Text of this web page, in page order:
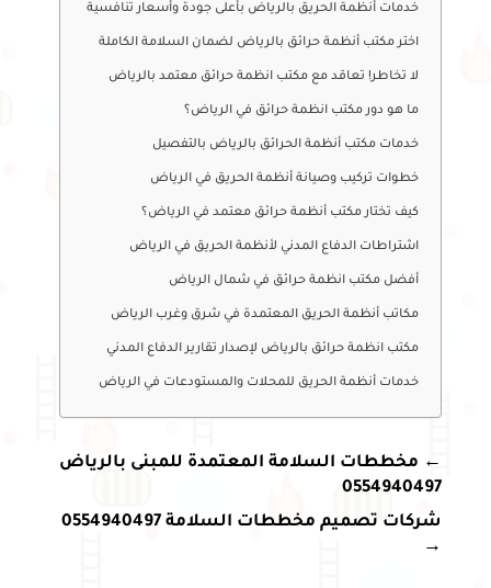
خدمات أنظمة الحريق بالرياض بأعلى جودة وأسعار تنافسية
اختر مكتب أنظمة حرائق بالرياض لضمان السلامة الكاملة
لا تخاطر! تعاقد مع مكتب انظمة حرائق معتمد بالرياض
ما هو دور مكتب انظمة حرائق في الرياض؟
خدمات مكتب أنظمة الحرائق بالرياض بالتفصيل
خطوات تركيب وصيانة أنظمة الحريق في الرياض
كيف تختار مكتب أنظمة حرائق معتمد في الرياض؟
اشتراطات الدفاع المدني لأنظمة الحريق في الرياض
أفضل مكتب انظمة حرائق في شمال الرياض
مكاتب أنظمة الحريق المعتمدة في شرق وغرب الرياض
مكتب انظمة حرائق بالرياض لإصدار تقارير الدفاع المدني
خدمات أنظمة الحريق للمحلات والمستودعات في الرياض
← مخططات السلامة المعتمدة للمبنى بالرياض
0554940497
شركات تصميم مخططات السلامة 0554940497
→